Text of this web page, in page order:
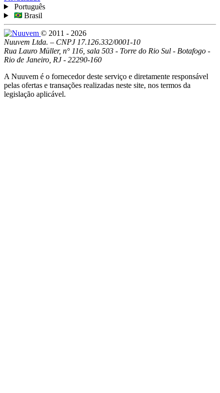
Português
Brasil
© 2011 - 2026
Nuuvem Ltda. – CNPJ 17.126.332/0001-10
Rua Lauro Müller, n° 116, sala 503 - Torre do Rio Sul - Botafogo -
Rio de Janeiro, RJ - 22290-160
A Nuuvem é o fornecedor deste serviço e diretamente responsável
pelas ofertas e transações realizadas neste site, nos termos da
legislação aplicável.